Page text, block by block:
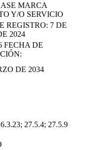
MARCA
Y/O SERVICIO
REGISTRO: 7 DE
2024
FECHA DE
DE 2034
27.5.4; 27.5.9